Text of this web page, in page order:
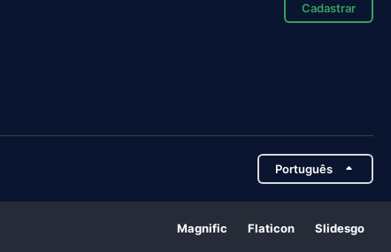
Cadastrar
Português
Magnific Flaticon Slidesgo